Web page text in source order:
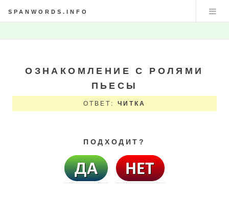
SPANWORDS.INFO
ОЗНАКОМЛЕНИЕ С РОЛЯМИ
ПЬЕСЫ
ОТВЕТ: ЧИТКА
ПОДХОДИТ?